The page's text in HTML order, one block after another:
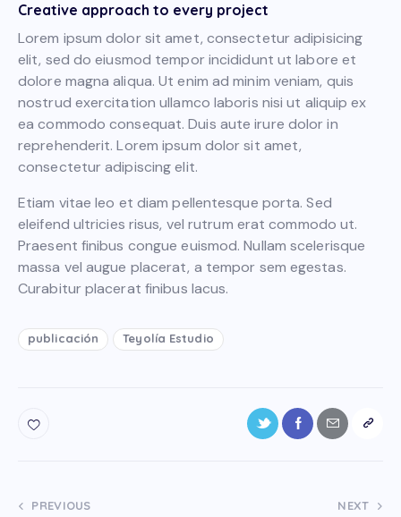
Creative approach to every project
Lorem ipsum dolor sit amet, consectetur adipisicing
elit, sed do eiusmod tempor incididunt ut labore et
dolore magna aliqua. Ut enim ad minim veniam, quis
nostrud exercitation ullamco laboris nisi ut aliquip ex
ea commodo consequat. Duis aute irure dolor in
reprehenderit. Lorem ipsum dolor sit amet,
consectetur adipiscing elit.
Etiam vitae leo et diam pellentesque porta. Sed
eleifend ultricies risus, vel rutrum erat commodo ut.
Praesent finibus congue euismod. Nullam scelerisque
massa vel augue placerat, a tempor sem egestas.
Curabitur placerat finibus lacus.
publicación Teyolía Estudio
PREVIOUS NEXT